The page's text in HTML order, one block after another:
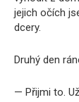
jejich očích
dcery.
Druhý den
— Přijmi to.